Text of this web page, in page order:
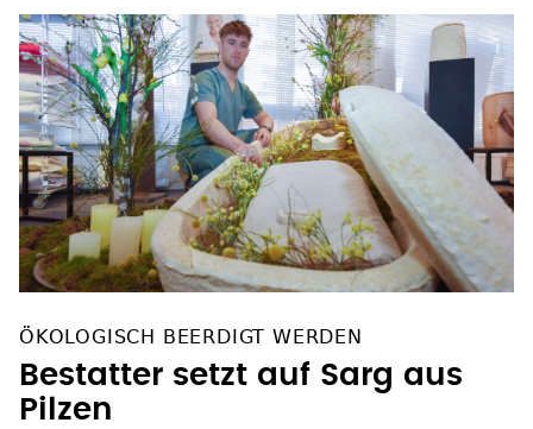
ÖKOLOGISCH BEERDIGT WERDEN
Bestatter setzt auf Sarg aus
Pilzen